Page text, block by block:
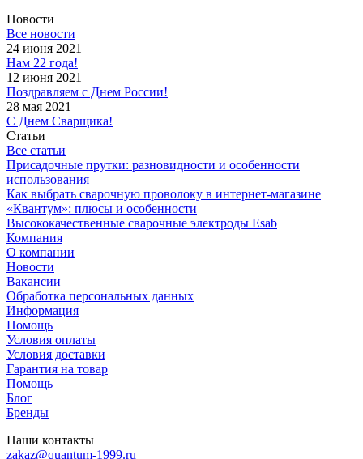
Новости
Все новости
24 июня 2021
Нам 22 года!
12 июня 2021
Поздравляем с Днем России!
28 мая 2021
С Днем Сварщика!
Статьи
Все статьи
Присадочные прутки: разновидности и особенности
использования
Как выбрать сварочную проволоку в интернет-магазине
«Квантум»: плюсы и особенности
Высококачественные сварочные электроды Esab
Компания
О компании
Новости
Вакансии
Обработка персональных данных
Информация
Помощь
Условия оплаты
Условия доставки
Гарантия на товар
Помощь
Блог
Бренды
Наши контакты
zakaz@quantum-1999.ru